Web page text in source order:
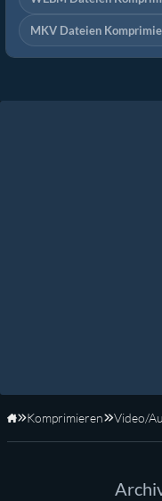
MKV Dateien
Startseite
Komprimieren Video/